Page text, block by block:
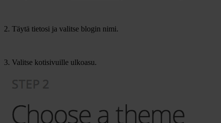
2. Täytä tietosi ja valitse blogin nimi.
3. Valitse kotisivuille ulkoasu.